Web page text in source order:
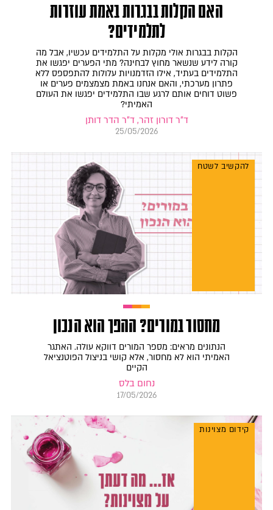
האם הקלות בבגרות באמת עוזרות
לתלמידים?
הקלות בבגרות אולי מקלות על התלמידים עכשיו, אבל מה
קורה לידע שנשאר מחוץ לבחינה? מתי הפערים יפגשו את
התלמידים בעתיד, אילו הזדמנויות עלולות להתפספס ללא
פתרון מערכתי, והאם אנחנו באמת מצמצמים פערים או
פשוט דוחים אותם לרגע שבו התלמידים יפגשו את העולם
האמיתי?
ד"ר דורון זהר, ד"ר הדר דותן
25/05/2026
להקשיב לשטח
מחסור במורים? ההפך הוא הנכון
הנתונים מראים: מספר המורים דווקא עולה. האתגר
האמיתי הוא לא מחסור, אלא קושי בניצול הפוטנציאל
הקיים
נחום בלס
17/05/2026
קידום מצוינות